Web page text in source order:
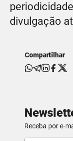
divulgação
Compartilhar
Receba por e-